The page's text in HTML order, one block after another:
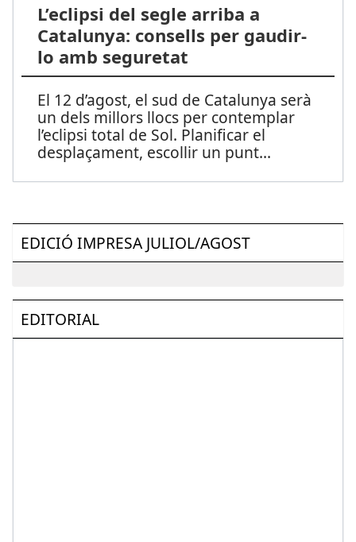
L’eclipsi del segle arriba a
Catalunya: consells per gaudir-
lo amb seguretat
El 12 d’agost, el sud de Catalunya serà
un dels millors llocs per contemplar
l’eclipsi total de Sol. Planificar el
desplaçament, escollir un punt...
EDICIÓ IMPRESA JULIOL/AGOST
EDITORIAL